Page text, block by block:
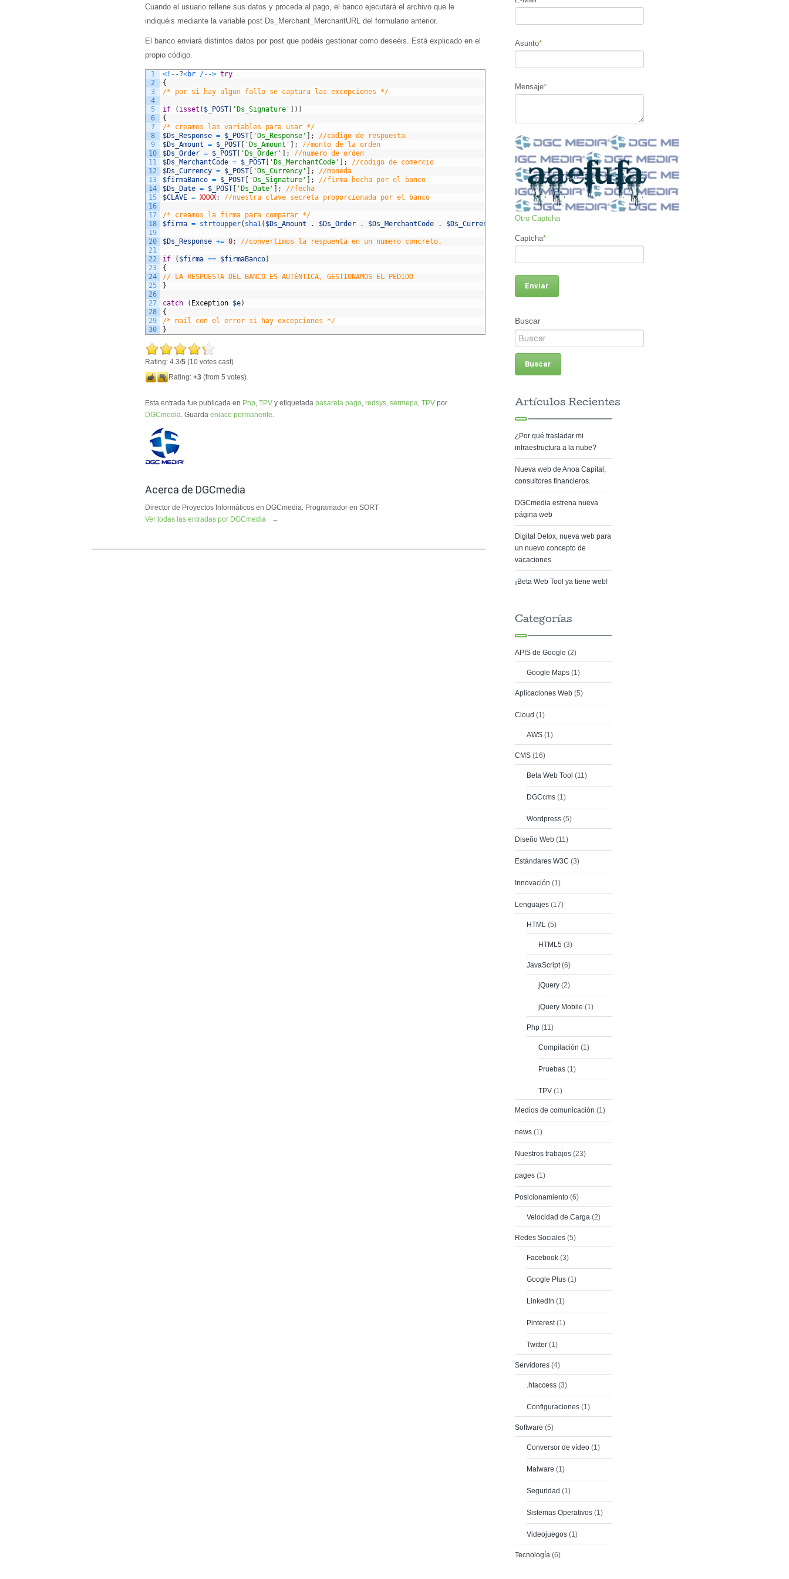
Cuando el usuario rellene sus datos y proceda al pago, el banco ejecutará el archivo que le
indiquéis mediante la variable post Ds_Merchant_MerchantURL del formulario anterior.
El banco enviará distintos datos por post que podéis gestionar como deseéis. Está explicado en el
propio código.
1
2
3
4
5
6
7
8
9
10
11
12
13
14
15
16
17
18
19
20
21
22
23
24
25
26
27
28
29
30
< ! --?<br /--> try
{
/* por si hay algun fallo se captura las excepciones */
if ( isset ( $_POST 'Ds_Signature' ) )
{
/* creamos las variables para usar */
$Ds_Response = $_POST 'Ds_Response' ;
//codigo de respuesta
$Ds_Amount = $_POST 'Ds_Amount' ;
//monto de la orden
$Ds_Order = $_POST 'Ds_Order' ;
//numero de orden
$Ds_MerchantCode = $_POST 'Ds_MerchantCode' ;
//codigo de comercio
$Ds_Currency = $_POST 'Ds_Currency' ;
//moneda
$firmaBanco = $_POST 'Ds_Signature' ;
//firma hecha por el banco
$Ds_Date = $_POST 'Ds_Date' ;
//fecha
$CLAVE = XXXX; //nuestra clave secreta proporcionada por el banco
/* creamos la firma para comparar */
$firma = strtoupper( sha1( $Ds_Amount . $Ds_Order . $Ds_MerchantCode . $Ds_Currency $Ds_Response
$Ds_Response += 0; //convertimos la respuenta en un numero concreto.
if ( $firma == $firmaBanco)
{
// LA RESPUESTA DEL BANCO ES AUTÉNTICA, GESTIONAMOS EL PEDIDO
}
catch ( Exception $e)
{
/* mail con el error si hay excepciones */
}
Rating: 4.3/5 (10 votes cast)
Rating: +3 (from 5 votes)
Esta entrada fue publicada en Php, TPV y etiquetada pasarela pago, redsys, sermepa, TPV por
DGCmedia. Guarda enlace permanente.
Acerca de DGCmedia
Director de Proyectos Informáticos en DGCmedia. Programador en SORT
Ver todas las entradas por DGCmedia
→
Asunto*
Mensaje*
Otro Captcha
Captcha*
Buscar
Artículos Recientes
¿Por qué trasladar mi
infraestructura a la nube?
Nueva web de Anoa Capital,
consultores financieros.
DGCmedia estrena nueva
página web
Digital Detox, nueva web para
un nuevo concepto de
vacaciones
¡Beta Web Tool ya tiene web!
Categorías
APIS de Google (2)
Google Maps (1)
Aplicaciones Web (5)
Cloud (1)
AWS (1)
CMS (16)
Beta Web Tool (11)
DGCcms (1)
Wordpress (5)
Diseño Web (11)
Estándares W3C (3)
Innovación (1)
Lenguajes (17)
HTML (5)
HTML5 (3)
JavaScript(6)
jQuery (2)
jQuery Mobile (1)
Php (11)
Compilación (1)
Pruebas (1)
TPV (1)
Medios de comunicación (1)
news (1)
Nuestros trabajos (23)
pages (1)
Posicionamiento (6)
Velocidad de Carga (2)
Redes Sociales (5)
Facebook (3)
Google Plus (1)
LinkedIn (1)
Pinterest(1)
Twitter (1)
Servidores (4)
.htaccess (3)
Configuraciones (1)
Software (5)
Conversor de vídeo (1)
Malware (1)
Seguridad (1)
Sistemas Operativos (1)
Videojuegos (1)
Tecnología (6)